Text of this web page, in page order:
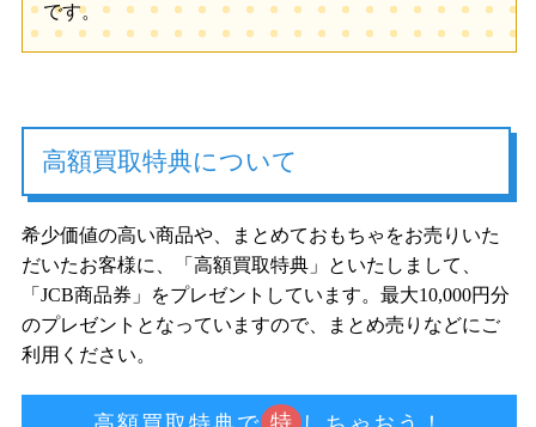
です。
高額買取特典について
希少価値の高い商品や、まとめておもちゃをお売りいた
だいたお客様に、「高額買取特典」といたしまして、
「JCB商品券」をプレゼントしています。最大10,000円分
のプレゼントとなっていますので、まとめ売りなどにご
利用ください。
特